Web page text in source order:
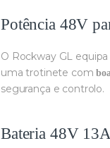
Potência 48V
O Rockway GL
uma trotinete com
segurança e controlo.
Bateria 48V